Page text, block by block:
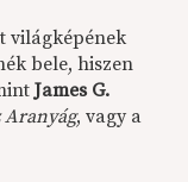
világképének
bele, hiszen
James G.
Aranyág, vagy a